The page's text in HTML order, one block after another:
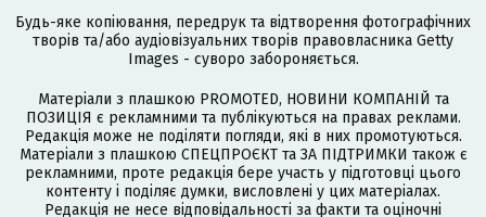
Будь-яке копіювання, передрук та відтворення фотографічних
творів та/або аудіовізуальних творів правовласника Getty
Images - суворо забороняється.
Матеріали з плашкою PROMOTED, НОВИНИ КОМПАНІЙ та
ПОЗИЦІЯ є рекламними та публікуються на правах реклами.
Редакція може не поділяти погляди, які в них промотуються.
Матеріали з плашкою СПЕЦПРОЄКТ та ЗА ПІДТРИМКИ також є
рекламними, проте редакція бере участь у підготовці цього
контенту і поділяє думки, висловлені у цих матеріалах.
Редакція не несе відповідальності за факти та оціночні